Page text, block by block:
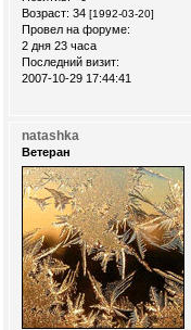
Возраст: 34 [1992-03-20]
Провел на форуме:
2 дня 23 часа
Последний визит:
2007-10-29 17:44:41
natashka
Ветеран